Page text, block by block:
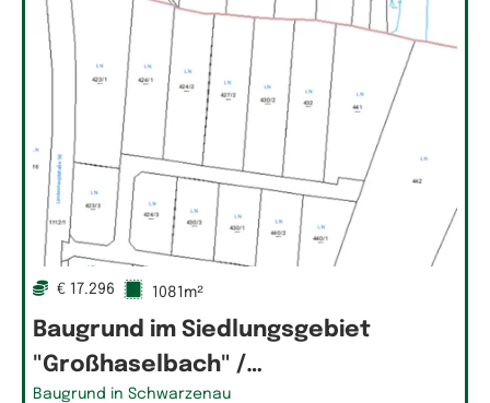
€ 17.296 1081m²
Baugrund im Siedlungsgebiet
"Großhaselbach" /…
Baugrund in Schwarzenau